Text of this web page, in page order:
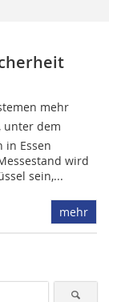
mehr
unter dem
in Essen
wird
sein,...
mehr